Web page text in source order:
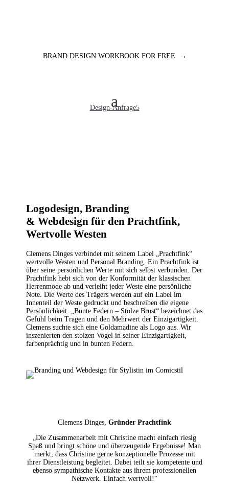
BRAND DESIGN WORKBOOK FOR FREE →
Design-Anfrage
Logodesign, Branding
& Webdesign für den Prachtfink,
Wertvolle Westen
Clemens Dinges verbindet mit seinem Label „Prachtfink“
wertvolle Westen und Personal Branding. Ein Prachtfink ist
über seine persönlichen Werte mit sich selbst verbunden. Der
Prachtfink hebt sich von der Konformität der klassischen
Herrenmode ab und verleiht jeder Weste eine persönliche
Note. Die Werte des Trägers werden auf ein Label im
Innenteil der Weste gedruckt und beschreiben die eigene
Persönlichkeit. „Bunte Federn – Stolze Brust“ bezeichnet das
Gefühl beim Tragen und den Mehrwert der Einzigartigkeit.
Clemens suchte sich eine Goldamadine als Logo aus. Wir
inszenierten den stolzen Vogel in seiner Einzigartigkeit,
farbenprächtig und in bunten Federn.
Clemens Dinges, Gründer Prachtfink
„Die Zusammenarbeit mit Christine macht einfach riesig
Spaß und bringt schöne und überzeugende Ergebnisse! Man
merkt, dass Christine gerne konzeptionelle Prozesse mit
ihrer Dienstleistung begleitet. Dabei teilt sie kompetente und
ebenso sympathische Kontakte aus ihrem professionellen
Netzwerk. Einfach wertvoll!“